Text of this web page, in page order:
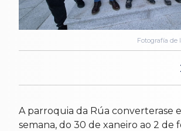
Fotografía de
A parroquia da Rúa converterase
semana, do 30 de xaneiro ao 2 de